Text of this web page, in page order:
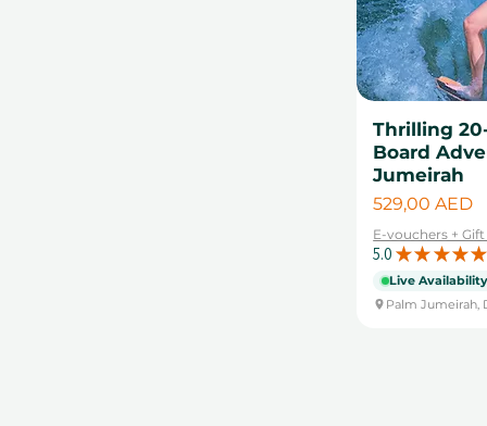
Thrilling
Board
Jumeirah
Цена
529,00 AED
E-vouchers +
5.0 ★ ★ ★ ★ ★
Live Availability
Palm Jumeirah,